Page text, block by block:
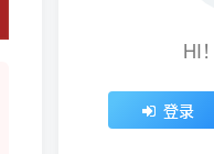
HI
登录